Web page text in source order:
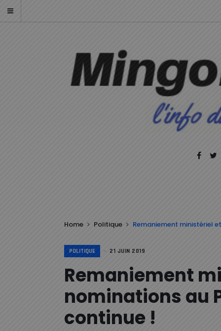
Home Politique Remaniement ministériel
POLITIQUE 21 JUIN 2019
Remaniement
nominations au
continue !